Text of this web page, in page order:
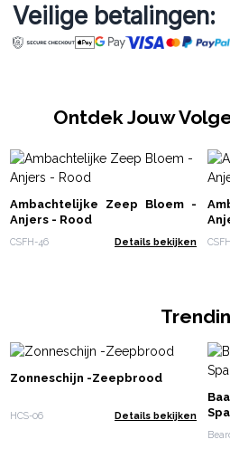
Veilige betalingen:
Ontdek Jouw
Ambachtelijke Zeep Bloem -
Anjers - Rood
CSFH-46 Details bekijken
Zonneschijn -Zeepbrood
HCS-06 Details bekijken